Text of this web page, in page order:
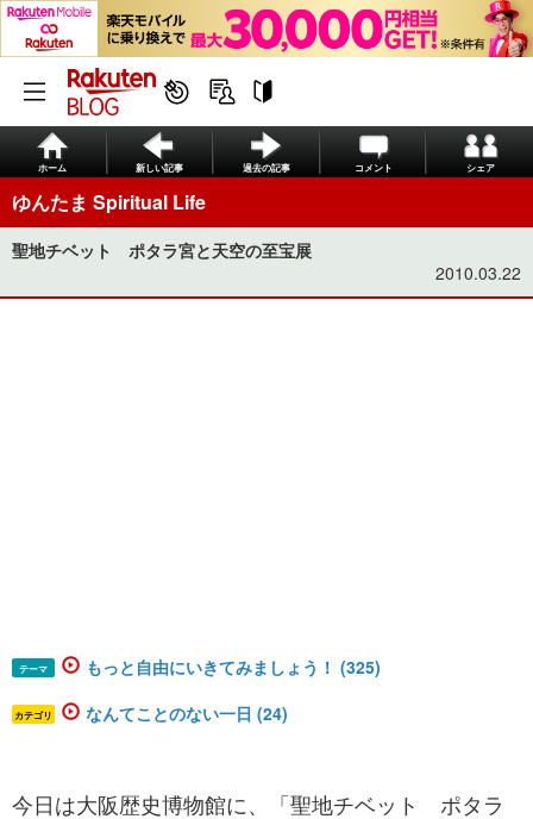
ホーム 新しい記事 過去の記事 コメント シェア
ゆんたま Spiritual Life
聖地チベット ポタラ宮と天空の至宝展
2010.03.22
テーマ もっと自由にいきてみましょう！ (325)
カテゴリ なんてことのない一日 (24)
今日は大阪歴史博物館に、「聖地チベット ポタラ